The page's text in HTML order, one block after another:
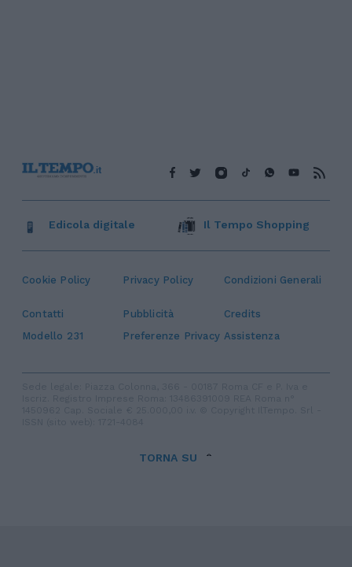
Cookie Policy Privacy Policy Condizioni Generali
Contatti Pubblicità
Credits
Modello 231
Preferenze Privacy Assistenza
Edicola digitale Il Tempo Shopping
TORNA SU